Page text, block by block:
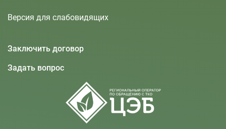
Версия для слабовидящих
Заключить договор
Задать вопрос